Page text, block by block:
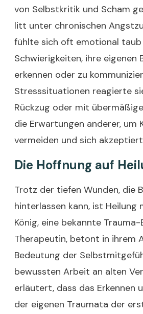
von Selbstkritik und Scham
litt unter chronischen
fühlte sich oft emotional
Schwierigkeiten, ihre eigenen
erkennen oder zu
Stresssituationen reagierte
Rückzug oder mit
die Erwartungen anderer, um
vermeiden und sich
Die Hoffnung auf
Trotz der tiefen Wunden, die
hinterlassen kann, ist Heilung
König, eine bekannte
Therapeutin, betont in ihrem
Bedeutung der
bewussten Arbeit an alten
erläutert, dass das Erkennen
der eigenen Traumata der